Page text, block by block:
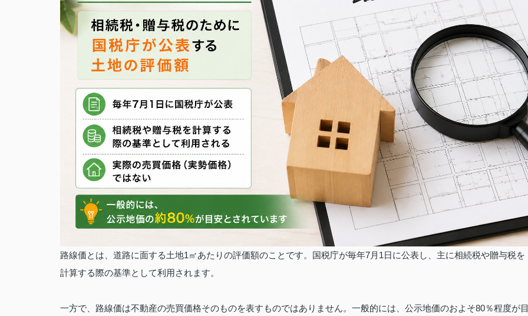
路線価とは、道路に面する土地1㎡あたりの評価額のことです。 国税庁が毎年7月1日に公表し、主に相続税や贈与税を
計算する際の基準として利用されます。
一方で、路線価は不動産の売買価格そのものを表すものではありません。 一般的には、公示地価のおよそ80％程度が